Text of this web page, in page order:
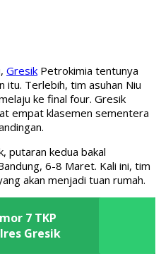
Gresik Petrokimia tentunya
itu. Terlebih, tim asuhan Niu
ke final four. Gresik
empat klasemen sementera
putaran kedua bakal
6-8 Maret. Kali ini, tim
akan menjadi tuan rumah.
7 TKP
Gresik